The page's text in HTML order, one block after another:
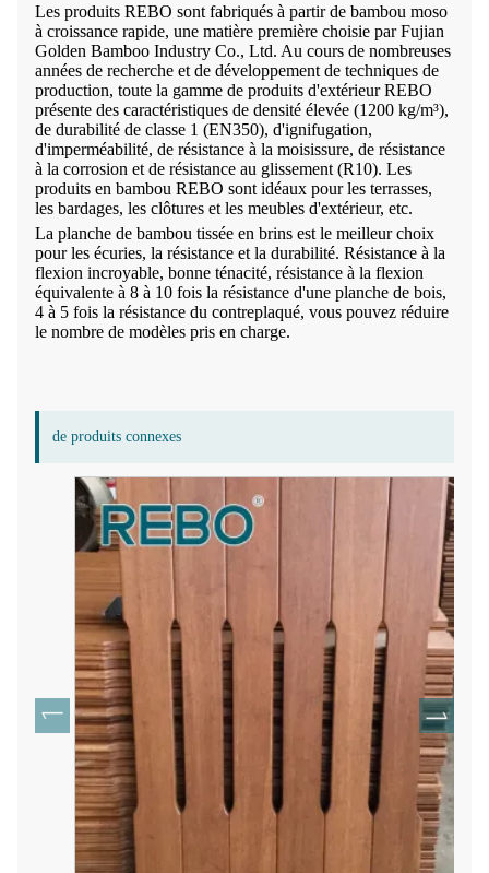
Les produits REBO sont fabriqués à partir de bambou moso
à croissance rapide, une matière première choisie par Fujian
Golden Bamboo Industry Co., Ltd. Au cours de nombreuses
années de recherche et de développement de techniques de
production, toute la gamme de produits d'extérieur REBO
présente des caractéristiques de densité élevée (1200 kg/m³),
de durabilité de classe 1 (EN350), d'ignifugation,
d'imperméabilité, de résistance à la moisissure, de résistance
à la corrosion et de résistance au glissement (R10). Les
produits en bambou REBO sont idéaux pour les terrasses,
les bardages, les clôtures et les meubles d'extérieur, etc.
La planche de bambou tissée en brins est le meilleur choix
pour les écuries, la résistance et la durabilité. Résistance à la
flexion incroyable, bonne ténacité, résistance à la flexion
équivalente à 8 à 10 fois la résistance d'une planche de bois,
4 à 5 fois la résistance du contreplaqué, vous pouvez réduire
le nombre de modèles pris en charge.
de produits connexes